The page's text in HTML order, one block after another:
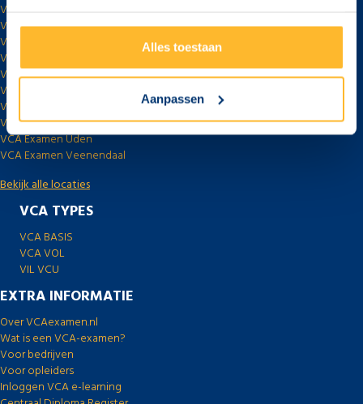
Alles toestaan
Aanpassen
VCA Examen Amsterdam
VCA Examen Breda
VCA Examen Den Haag
VCA Examen Eindhoven
VCA Examen Emmen
VCA Examen Goes
VCA Examen Rotterdam
VCA Examen Terneuzen
VCA Examen Uden
VCA Examen Veenendaal
Bekijk alle locaties
VCA TYPES
VCA BASIS
VCA VOL
VIL VCU
EXTRA INFORMATIE
Over VCAexamen.nl
Wat is een VCA-examen?
Voor bedrijven
Voor opleiders
Inloggen VCA e-learning